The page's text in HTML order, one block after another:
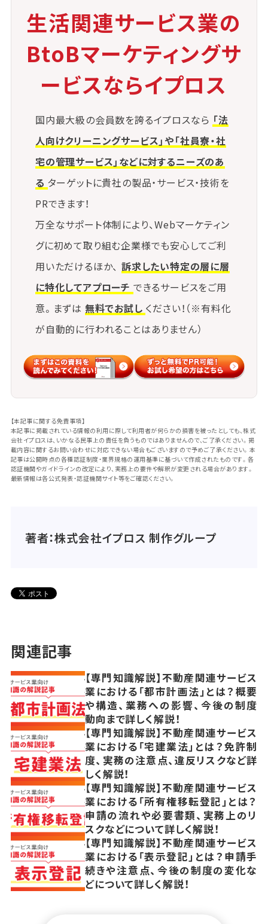
専門チームによる対応体制構築
エンバーミング専門スタッフとディレクター、搬送担当
などが連携し、
情報共有と作業分担を行う体制が重要です。
施術後に発生するご遺族の疑問や不安にも対応でき
るよう、
問い合わせ対応や説明フォローの仕組みを整備しま
生活関連サービス業の
BtoBマーケティングサ
ービスならイプロス
国内最大級の会員数を誇るイプロスなら 「法
人向けクリーニングサービス」や「社員寮・社
宅の管理サービス」などに対するニーズのあ
る ターゲットに貴社の製品・サービス・技術を
PRできます！
万全なサポート体制により、Webマーケティン
グに初めて取り組む企業様でも安心してご利
用いただけるほか、 訴求したい特定の層に層
に特化してアプローチ できるサービスをご用
意。まずは 無料でお試し ください！（※有料化
が自動的に行われることはありません）
【本記事に関する免責事項】
本記事に掲載されている情報の利用に際して利用者が何らかの損害を被ったとしても、株式
会社イプロスは、いかなる民事上の責任を負うものではありませんので、ご了承ください。掲
載内容に関するお問い合わせに対応できない場合もございますので予めご了承ください。本
記事は公開時点の各種認証制度・業界規格の運用基準に基づいて作成されたものです。各
認証機関やガイドラインの改定により、実務上の要件や解釈が変更される場合があります。
最新情報は各公式発表・認証機関サイト等をご確認ください。
著者：株式会社イプロス 制作グループ
関連記事
【専門知識解説】不動産関連サービス
業における「都市計画法」とは？概要
や構造、業務への影響、今後の制度
動向まで詳しく解説！
【専門知識解説】不動産関連サービス
業における「宅建業法」とは？免許制
度、実務の注意点、違反リスクなど詳
しく解説！
【専門知識解説】不動産関連サービス
業における「所有権移転登記」とは？
申請の流れや必要書類、実務上のリ
スクなどについて詳しく解説！
【専門知識解説】不動産関連サービス
業における「表示登記」とは？申請手
続きや注意点、今後の制度の変化な
どについて詳しく解説！